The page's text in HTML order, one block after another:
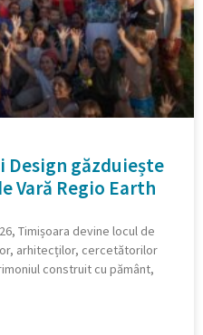
Design găzduiește
Vară Regio Earth
Timișoara devine locul de
arhitecților, cercetătorilor
construit cu pământ,